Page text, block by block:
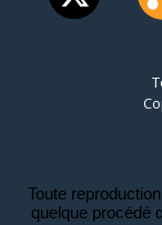
Toute
quelque procédé